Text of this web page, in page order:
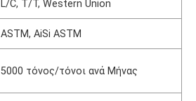
L/C, T/T, Western Union
ASTM, AiSi ASTM
5000 τόνος/τόνοι ανά Μήνας